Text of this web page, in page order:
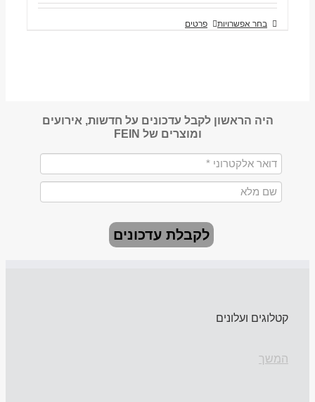
בחר אפשרויות פרטים
היה הראשון לקבל עדכונים על חדשות, אירועים
ומוצרים של FEIN
לקבלת עדכונים
קטלוגים ועלונים
המשך